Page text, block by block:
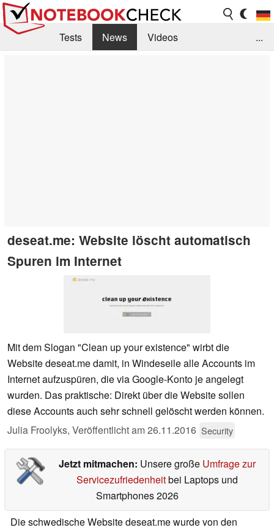
Tests News
Videos
...
deseat.me: Website löscht automatisch
Spuren im Internet
Mit dem Slogan "Clean up your existence" wirbt die
Website deseat.me damit, in Windeseile alle Accounts im
Internet aufzuspüren, die via Google-Konto je angelegt
wurden. Das praktische: Direkt über die Website sollen
diese Accounts auch sehr schnell gelöscht werden können.
Julia Froolyks, Veröffentlicht am26.11.2016 Security
Jetzt mitmachen: Unsere große Umfrage zur
Servicezufriedenheitbei Laptops und
Smartphones 2026
Die schwedische Website deseat.me wurde von den